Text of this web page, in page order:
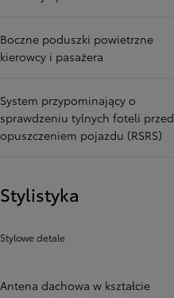
Boczne poduszki powietrzne
kierowcy i pasażera
System przypominający o
sprawdzeniu tylnych foteli przed
opuszczeniem pojazdu (RSRS)
Stylistyka
Stylowe detale
Antena dachowa w kształcie